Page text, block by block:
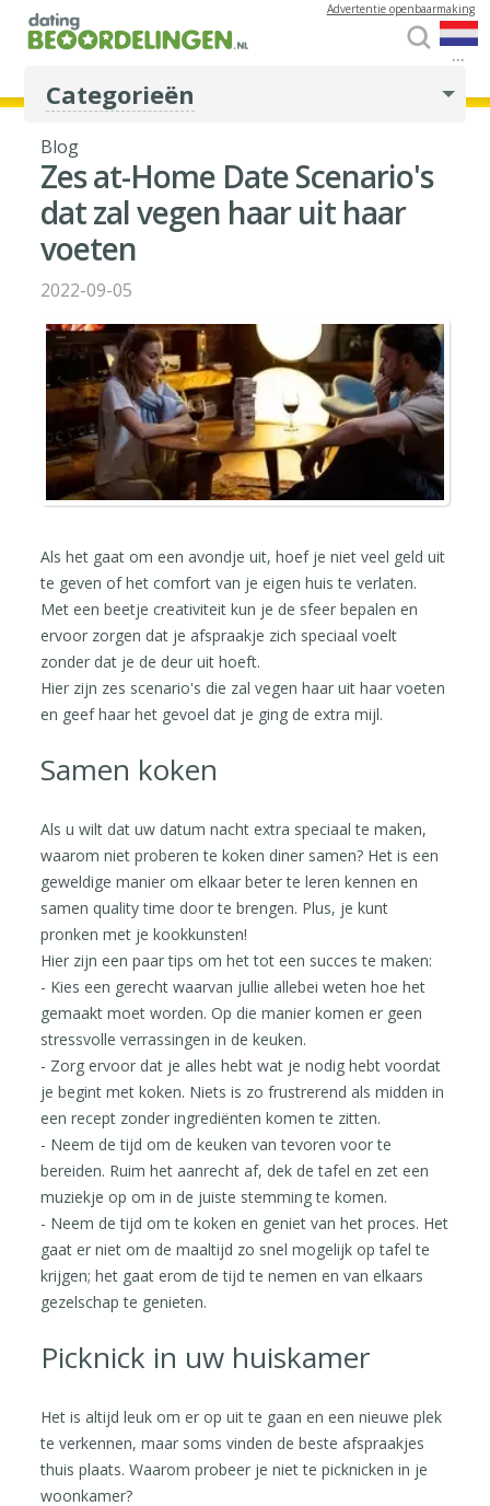
...
Advertentie openbaarmaking
Categorieën
Blog
Zes at-Home Date Scenario's
dat zal vegen haar uit haar
voeten
2022-09-05
Als het gaat om een avondje uit, hoef je niet veel geld uit
te geven of het comfort van je eigen huis te verlaten.
Met een beetje creativiteit kun je de sfeer bepalen en
ervoor zorgen dat je afspraakje zich speciaal voelt
zonder dat je de deur uit hoeft.
Hier zijn zes scenario's die zal vegen haar uit haar voeten
en geef haar het gevoel dat je ging de extra mijl.
Samen koken
Als u wilt dat uw datum nacht extra speciaal te maken,
waarom niet proberen te koken diner samen? Het is een
geweldige manier om elkaar beter te leren kennen en
samen quality time door te brengen. Plus, je kunt
pronken met je kookkunsten!
Hier zijn een paar tips om het tot een succes te maken:
- Kies een gerecht waarvan jullie allebei weten hoe het
gemaakt moet worden. Op die manier komen er geen
stressvolle verrassingen in de keuken.
- Zorg ervoor dat je alles hebt wat je nodig hebt voordat
je begint met koken. Niets is zo frustrerend als midden in
een recept zonder ingrediënten komen te zitten.
- Neem de tijd om de keuken van tevoren voor te
bereiden. Ruim het aanrecht af, dek de tafel en zet een
muziekje op om in de juiste stemming te komen.
- Neem de tijd om te koken en geniet van het proces. Het
gaat er niet om de maaltijd zo snel mogelijk op tafel te
krijgen; het gaat erom de tijd te nemen en van elkaars
gezelschap te genieten.
Picknick in uw huiskamer
Het is altijd leuk om er op uit te gaan en een nieuwe plek
te verkennen, maar soms vinden de beste afspraakjes
thuis plaats. Waarom probeer je niet te picknicken in je
woonkamer?